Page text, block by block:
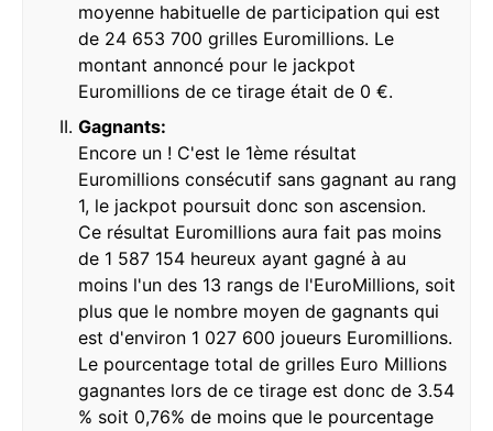
moyenne habituelle de participation qui est
de 24 653 700 grilles Euromillions. Le
montant annoncé pour le jackpot
Euromillions de ce tirage était de 0 €.
Gagnants:
Encore un ! C'est le 1ème résultat
Euromillions consécutif sans gagnant au rang
1, le jackpot poursuit donc son ascension.
Ce résultat Euromillions aura fait pas moins
de 1 587 154 heureux ayant gagné à au
moins l'un des 13 rangs de l'EuroMillions, soit
plus que le nombre moyen de gagnants qui
est d'environ 1 027 600 joueurs Euromillions.
Le pourcentage total de grilles Euro Millions
gagnantes lors de ce tirage est donc de 3.54
% soit 0,76% de moins que le pourcentage